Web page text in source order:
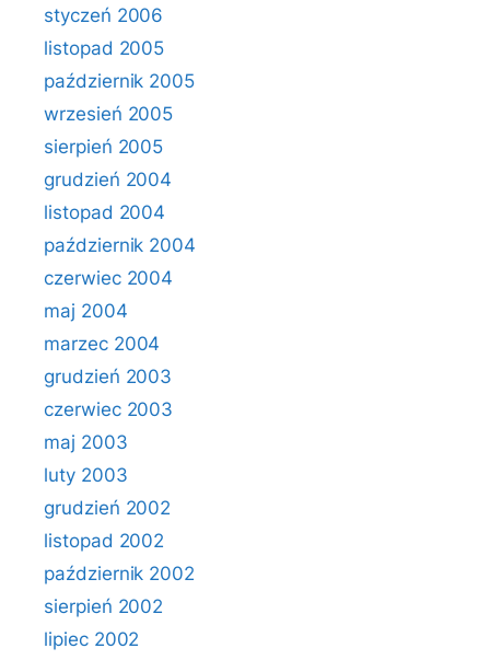
styczeń 2006
listopad 2005
październik 2005
wrzesień 2005
sierpień 2005
grudzień 2004
listopad 2004
październik 2004
czerwiec 2004
maj 2004
marzec 2004
grudzień 2003
czerwiec 2003
maj 2003
luty 2003
grudzień 2002
listopad 2002
październik 2002
sierpień 2002
lipiec 2002